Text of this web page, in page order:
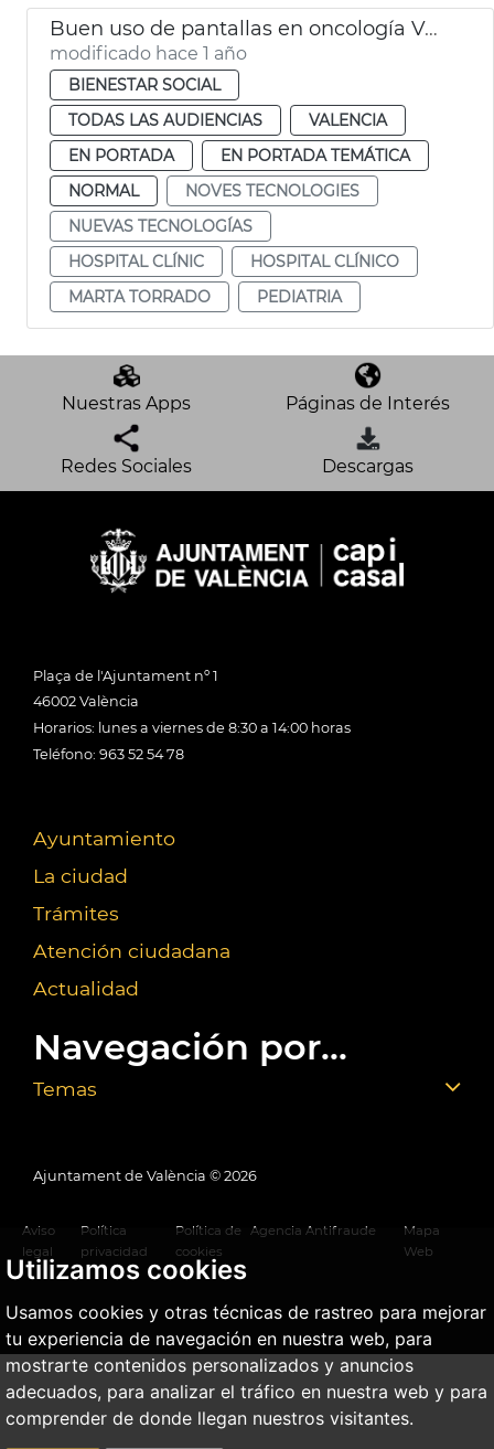
Utilizamos cookies
Usamos cookies y otras técnicas de rastreo para mejorar
tu experiencia de navegación en nuestra web, para
mostrarte contenidos personalizados y anuncios
adecuados, para analizar el tráfico en nuestra web y para
comprender de donde llegan nuestros visitantes.
Buen uso de pantallas en oncología València
modificado hace 1 año
BIENESTAR SOCIAL
TODAS LAS AUDIENCIAS
VALENCIA
EN PORTADA
EN PORTADA TEMÁTICA
NORMAL
NOVES TECNOLOGIES
NUEVAS TECNOLOGÍAS
HOSPITAL CLÍNIC
HOSPITAL CLÍNICO
MARTA TORRADO
PEDIATRIA
Nuestras Apps Páginas de Interés
Redes Sociales Descargas
Plaça de l'Ajuntament nº 1
46002 València
Horarios: lunes a viernes de 8:30 a 14:00 horas
Teléfono: 963 52 54 78
Ayuntamiento
La ciudad
Trámites
Atención ciudadana
Actualidad
Navegación por...
Temas
Ajuntament de València © 2026
Aviso
legal
Política
privacidad
Política de
cookies
Agencia Antifraude
Mapa
Web